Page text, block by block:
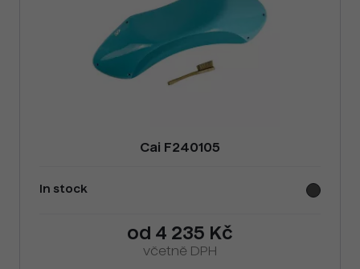
Cai F240105
In stock
od 4 235 Kč
včetně DPH